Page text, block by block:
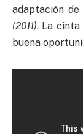
adaptación
(2011). La
buena